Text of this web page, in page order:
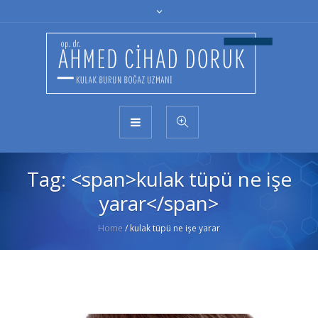
Tag: <span>kulak tüpü ne işe
yarar</span>
Home / kulak tüpü ne işe yarar